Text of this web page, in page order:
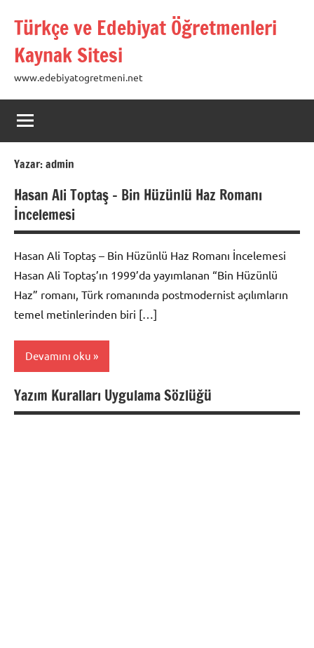
Türkçe ve Edebiyat Öğretmenleri
Kaynak Sitesi
www.edebiyatogretmeni.net
Yazar:admin
Hasan Ali Toptaş – Bin Hüzünlü Haz Romanı
İncelemesi
Hasan Ali Toptaş – Bin Hüzünlü Haz Romanı İncelemesi
Hasan Ali Toptaş’ın 1999’da yayımlanan “Bin Hüzünlü
Haz” romanı, Türk romanında postmodernist açılımların
temel metinlerinden biri […]
Devamını oku
Kitaplar
Yazım Kuralları Uygulama Sözlüğü